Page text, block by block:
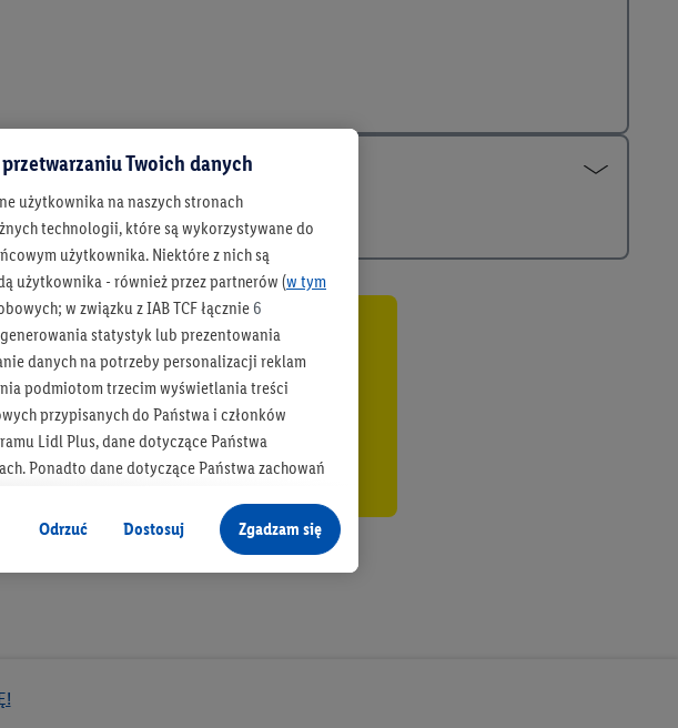
na bieżąco
newsletter Lidla
Zapisz się!
Twoich danych
użytkownika na naszych stronach
technologii, które są wykorzystywane do
użytkownika. Niektóre z nich są
użytkownika - również przez partnerów (w tym
w związku z IAB TCF łącznie 6
statystyk lub prezentowania
danych na potrzeby personalizacji reklam
podmiotom trzecim wyświetlania treści
przypisanych do Państwa i członków
Lidl Plus, dane dotyczące Państwa
Ponadto dane dotyczące Państwa zachowań
danych
które są również wzbogacane o dane z innych
z personalizacją treści marketingowych,
reklamy, badania grup docelowych,
Odrzuć Dostosuj Zgadzam się